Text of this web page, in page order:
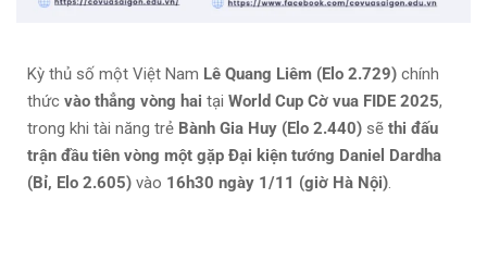
Kỳ thủ số một Việt Nam Lê Quang Liêm (Elo 2.729) chính
thức vào thẳng vòng hai tại World Cup Cờ vua FIDE 2025,
trong khi tài năng trẻ Bành Gia Huy (Elo 2.440) sẽ thi đấu
trận đầu tiên vòng một gặp Đại kiện tướng Daniel Dardha
(Bỉ, Elo 2.605) vào 16h30 ngày 1/11 (giờ Hà Nội).